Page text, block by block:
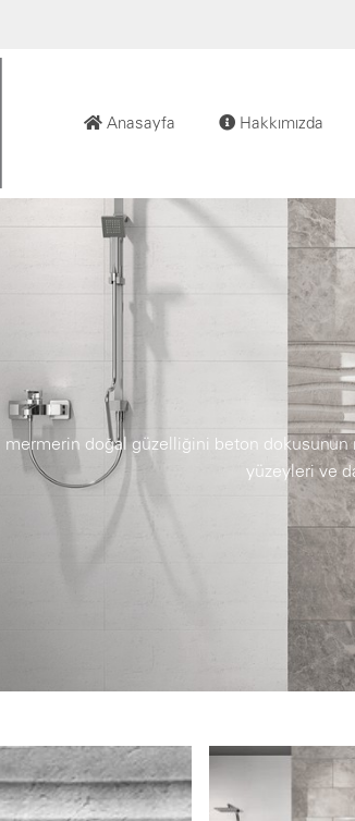
Anasayfa Hakkımızda
mermerin doğal güzelliğini beton
yüzeyleri ve